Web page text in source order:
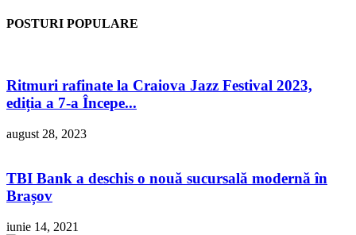
POSTURI POPULARE
Ritmuri rafinate la Craiova Jazz Festival 2023,
ediția a 7-a Începe...
august 28, 2023
TBI Bank a deschis o nouă sucursală modernă în
Brașov
iunie 14, 2021